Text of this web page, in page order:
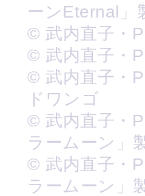
ーンEternal」
© 武内直子・
© 武内直子・
© 武内直子・
ドワンゴ
© 武内直子・
ラームーン」
© 武内直子・
ラームーン」